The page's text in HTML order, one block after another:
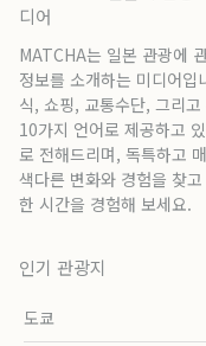
디어
MATCHA는 일본 관광에
정보를 소개하는 미디어
식, 쇼핑, 교통수단, 그리
10가지 언어로 제공하고
로 전해드리며, 독특하고
색다른 변화와 경험을 찾
한 시간을 경험해 보세요.
인기 관광지
도쿄